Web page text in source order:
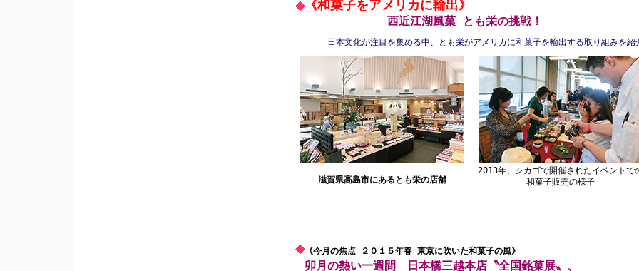
《和菓子をアメリカに輸出》
西近江湖風菓 とも栄の挑戦！
日本文化が注目を集める中、とも栄がアメリカに和菓子を輸出する取り組みを紹
滋賀県高島市にあるとも栄の店舗
2013年、シカゴで開催されたイベントで
和菓子販売の様子
《今月の焦点 ２０１５年春 東京に吹いた和菓子の風》
卯月の熱い一週間 日本橋三越本店〝全国銘菓展〟、